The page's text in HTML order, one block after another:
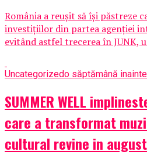
România a reușit să își păstreze
investițiilor din partea agenției
evitând astfel trecerea în JUNK,
Uncategorizedo săptămână inainte
SUMMER WELL
care a transformat
cultural revine in august